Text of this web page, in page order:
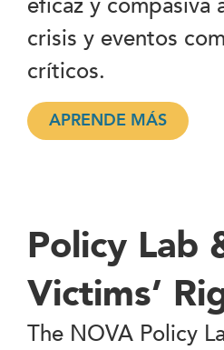
eficaz y compasiva
crisis y eventos
críticos.
APRENDE MÁS
Policy Lab
Victims’
The NOVA Policy